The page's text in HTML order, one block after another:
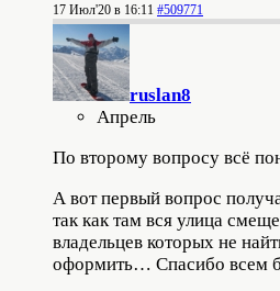
17 Июл'20 в 16:11 #509771
ruslan8
Апрель
По второму вопросу всё
А вот первый вопрос
так как там вся улица
владельцев которых не
оформить… Спасибо всем